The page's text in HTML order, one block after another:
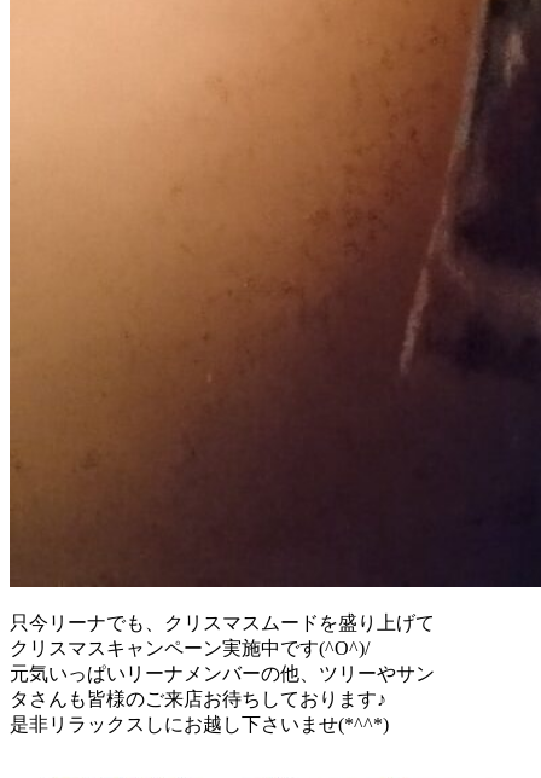
只今リーナでも、クリスマスムードを盛り上げて
クリスマスキャンペーン実施中です(^O^)/
元気いっぱいリーナメンバーの他、ツリーやサン
タさんも皆様のご来店お待ちしております♪
是非リラックスしにお越し下さいませ(*^^*)